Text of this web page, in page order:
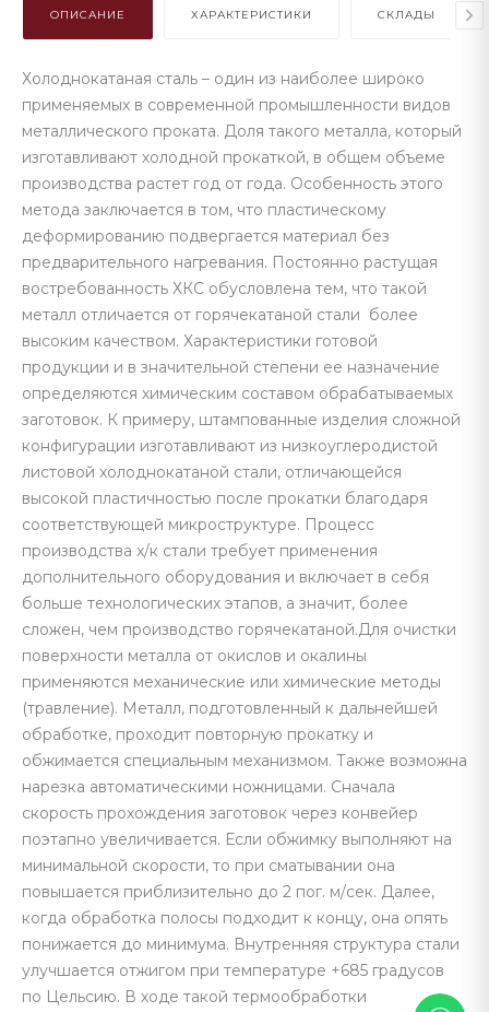
ОПИСАНИЕ ХАРАКТЕРИСТИКИ СКЛАДЫ
Холоднокатаная сталь – один из наиболее широко
применяемых в современной промышленности видов
металлического проката. Доля такого металла, который
изготавливают холодной прокаткой, в общем объеме
производства растет год от года. Особенность этого
метода заключается в том, что пластическому
деформированию подвергается материал без
предварительного нагревания. Постоянно растущая
востребованность ХКС обусловлена тем, что такой
металл отличается от горячекатаной стали более
высоким качеством. Характеристики готовой
продукции и в значительной степени ее назначение
определяются химическим составом обрабатываемых
заготовок. К примеру, штампованные изделия сложной
конфигурации изготавливают из низкоуглеродистой
листовой холоднокатаной стали, отличающейся
высокой пластичностью после прокатки благодаря
соответствующей микроструктуре. Процесс
производства х/к стали требует применения
дополнительного оборудования и включает в себя
больше технологических этапов, а значит, более
сложен, чем производство горячекатаной.Для очистки
поверхности металла от окислов и окалины
применяются механические или химические методы
(травление). Металл, подготовленный к дальнейшей
обработке, проходит повторную прокатку и
обжимается специальным механизмом. Также возможна
нарезка автоматическими ножницами. Сначала
скорость прохождения заготовок через конвейер
поэтапно увеличивается. Если обжимку выполняют на
минимальной скорости, то при сматывании она
повышается приблизительно до 2 пог. м/сек. Далее,
когда обработка полосы подходит к концу, она опять
понижается до минимума. Внутренняя структура стали
улучшается отжигом при температуре +685 градусов
по Цельсию. В ходе такой термообработки